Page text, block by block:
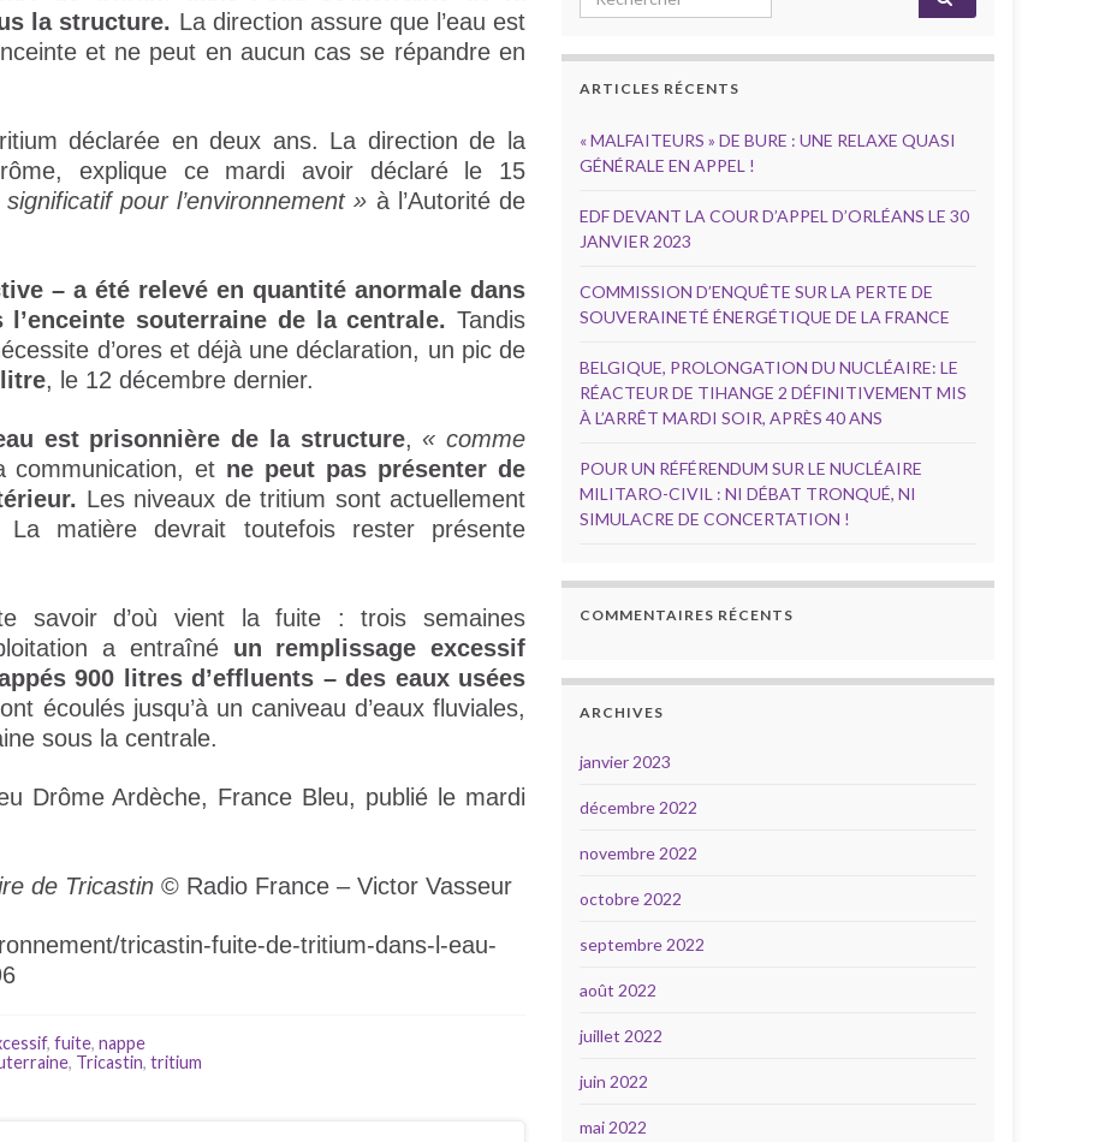
la structure. La direction assure que l’eau est
et ne peut en aucun cas se répandre en
déclarée en deux ans. La direction de la
explique ce mardi avoir déclaré le 15
pour l’environnement » à l’Autorité de
– a été relevé en quantité anormale dans
l’enceinte souterraine de la centrale. Tandis
d’ores et déjà une déclaration, un pic de
, le 12 décembre dernier.
est prisonnière de la structure, « comme
et ne peut pas présenter de
Les niveaux de tritium sont actuellement
matière devrait toutefois rester présente
savoir d’où vient la fuite : trois semaines
a entraîné un remplissage excessif
900 litres d’effluents – des eaux usées
écoulés jusqu’à un caniveau d’eaux fluviales,
sous la centrale.
Drôme Ardèche, France Bleu, publié le mardi
de Tricastin © Radio France – Victor Vasseur
tricastin-fuite-de-tritium-dans-l-eau-
, fuite, nappe
, Tricastin, tritium
ARTICLES RÉCENTS
« MALFAITEURS » DE BURE : UNE RELAXE QUASI
GÉNÉRALE EN APPEL !
EDF DEVANT LA COUR D’APPEL D’ORLÉANS LE 30
JANVIER 2023
COMMISSION D’ENQUÊTE SUR LA PERTE DE
SOUVERAINETÉ ÉNERGÉTIQUE DE LA FRANCE
BELGIQUE, PROLONGATION DU NUCLÉAIRE: LE
RÉACTEUR DE TIHANGE 2 DÉFINITIVEMENT MIS
À L’ARRÊT MARDI SOIR, APRÈS 40 ANS
POUR UN RÉFÉRENDUM SUR LE NUCLÉAIRE
MILITARO-CIVIL : NI DÉBAT TRONQUÉ, NI
SIMULACRE DE CONCERTATION !
COMMENTAIRES RÉCENTS
ARCHIVES
janvier 2023
décembre 2022
novembre 2022
octobre 2022
septembre 2022
août 2022
juillet 2022
juin 2022
mai 2022